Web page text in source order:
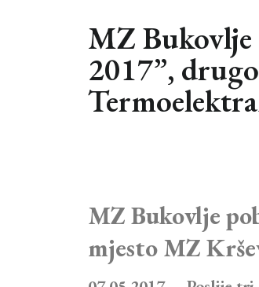
MZ
2017”,
MZ Bukovlje
mjesto MZ